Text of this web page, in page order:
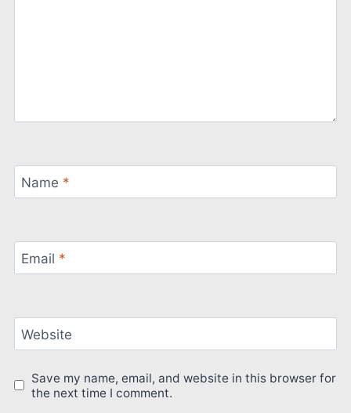
Name *
Email *
Website
Save my name, email, and website in this browser for
the next time I comment.